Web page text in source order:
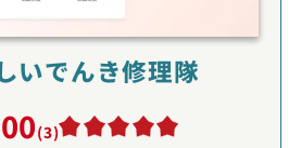
いでんき修理隊
(3)